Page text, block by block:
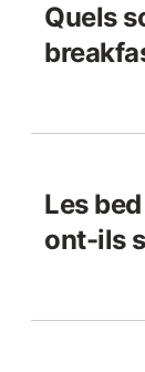
Quels
Les
ont-ils